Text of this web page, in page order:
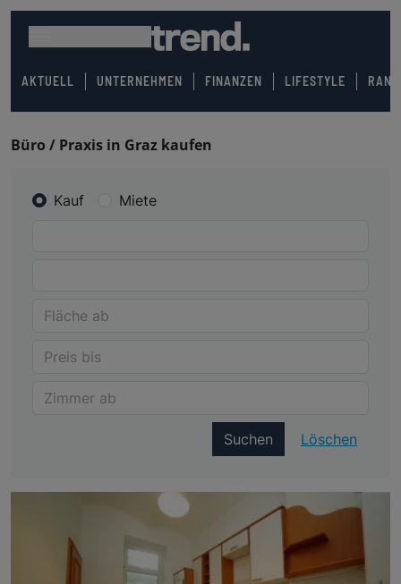
AKTUELL UNTERNEHMEN FINANZEN LIFESTYLE
Büro / Praxis in Graz kaufen
Kauf Miete
Suchen Löschen